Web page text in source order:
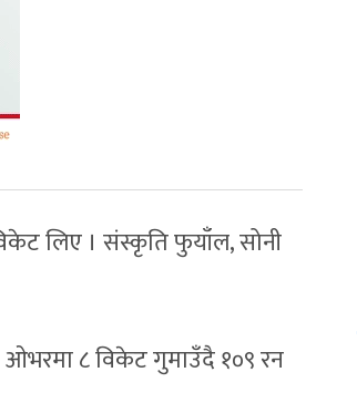
लिए । संस्कृति फुयाँल, सोनी
ओभरमा ८ विकेट गुमाउँदै १०९ रन